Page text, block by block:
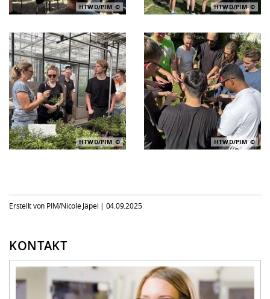
HTWD/PIM HTWD/PIM
HTWD/PIM HTWD/PIM
Erstellt von PIM/Nicole Jäpel | 04.09.2025
KONTAKT